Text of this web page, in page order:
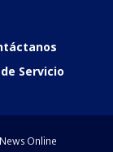
Servicio
Online